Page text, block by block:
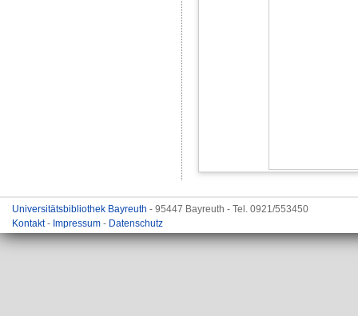
Universitätsbibliothek Bayreuth - 95447 Bayreuth - Tel. 0921/553450
Kontakt- Impressum - Datenschutz